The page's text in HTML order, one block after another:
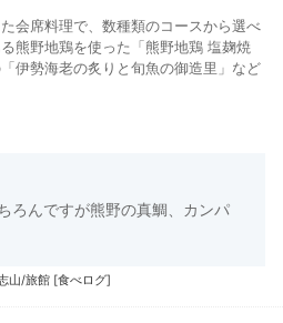
会席料理で、数種類のコースから選べ
熊野地鶏を使った「熊野地鶏 塩麹焼
伊勢海老の炙りと旬魚の御造里」など
ろんですが熊野の真鯛、カンパ
山/旅館 [食べログ]